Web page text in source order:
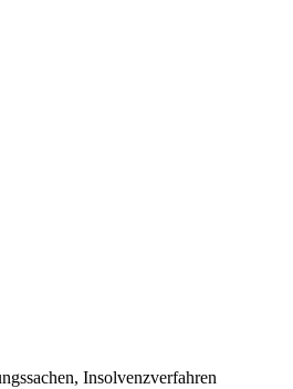
Insolvenzverfahren